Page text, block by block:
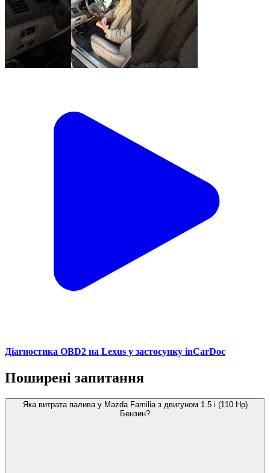
Діагностика OBD2 на Lexus у застосунку inCarDoc
Поширені запитання
Яка витрата палива у Mazda Familia з двигуном 1.5 i (110 Hp)
Бензин?